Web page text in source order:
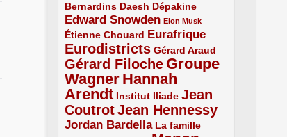
Bernardins
2/5 Daesh
2/5 Dépakine
2/5
Edward Snowden
3/5 Elon Musk
1/5
Étienne Chouard
2/5 Eurafrique
3/5
Eurodistricts
4/5 Gérard Araud
2/5
Gérard Filoche
4/5
Groupe
Wagner
5/5
Hannah
Arendt
5/5 Institut Iliade
2/5
Jean
Coutrot
4/5 Jean Hennessy
4/5
Jordan Bardella
3/5
La famille